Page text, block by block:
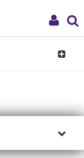
My
Toggle